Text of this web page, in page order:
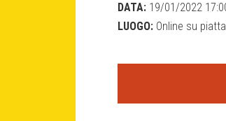
DATA:19/01/2022
LUOGO:Online su